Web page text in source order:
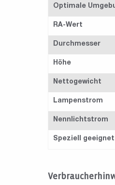
Optimale
RA-Wert
Durchmesser
Höhe
Nettogewicht
Lampenstrom
Nennlichtstrom
Speziell